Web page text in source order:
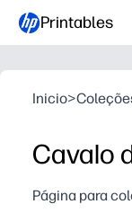
Printables
Inicio>
Cavalo
Página para